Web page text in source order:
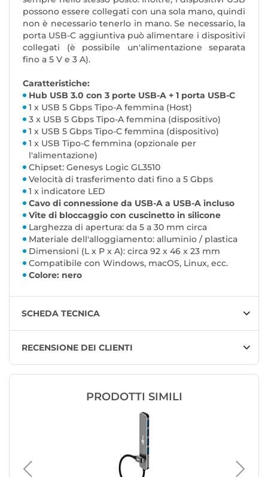
possono essere collegati con una sola mano, quindi
non è necessario tenerlo in mano. Se necessario, la
porta USB-C aggiuntiva può alimentare i dispositivi
collegati (è possibile un'alimentazione separata
fino a 5 V e 3 A).
Caratteristiche:
Hub USB 3.0 con 3 porte USB-A + 1 porta USB-C
1 x USB 5 Gbps Tipo-A femmina (Host)
3 x USB 5 Gbps Tipo-A femmina (dispositivo)
1 x USB 5 Gbps Tipo-C femmina (dispositivo)
1 x USB Tipo-C femmina (opzionale per
l'alimentazione)
Chipset: Genesys Logic GL3510
Velocità di trasferimento dati fino a 5 Gbps
1 x indicatore LED
Cavo di connessione da USB-A a USB-A incluso
Vite di bloccaggio con cuscinetto in silicone
Larghezza di apertura: da 5 a 30 mm circa
Materiale dell'alloggiamento: alluminio / plastica
Dimensioni (L x P x A): circa 92 x 46 x 23 mm
Compatibile con Windows, macOS, Linux, ecc.
Colore: nero
SCHEDA TECNICA
RECENSIONE DEI CLIENTI
PRODOTTI SIMILI